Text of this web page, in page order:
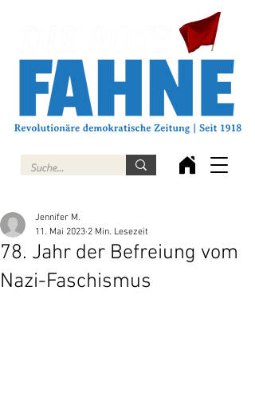
78. Jahr der Befreiung vom
Nazi-Faschismus
Jennifer M.
11. Mai 2023 2 Min. Lesezeit